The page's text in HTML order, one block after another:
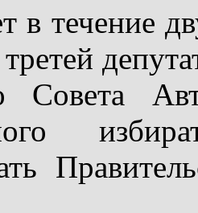
в течение
Совета